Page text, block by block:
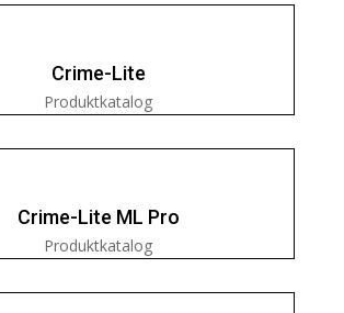
Crime-Lite
Produktkatalog
Crime-Lite ML Pro
Produktkatalog